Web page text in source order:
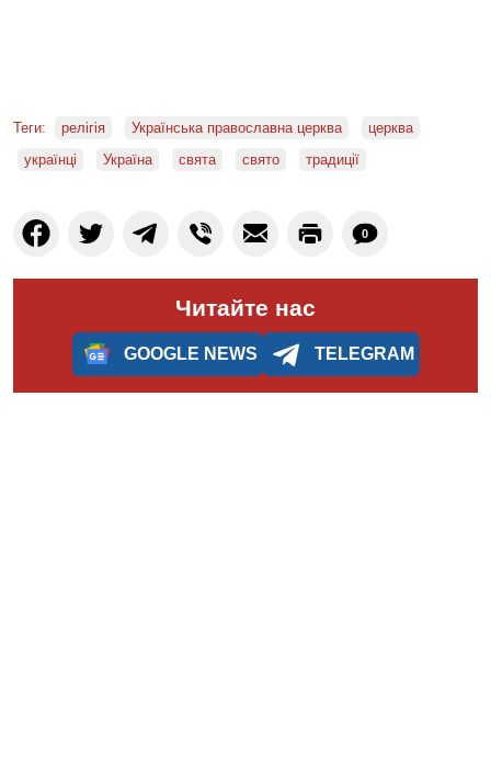
Теги: релігія Українська православна церква
церква
українці
Україна свята свято традиції
0
Читайте нас
GOOGLE NEWS TELEGRAM